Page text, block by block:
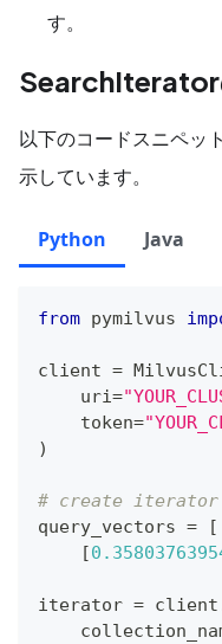
す。
以下のコードスニペッ
示しています。
Python Java
from pymilvus
client =
    uri
=
    token
=
)
# create iterator
query_vectors =
[
[
iterator = client